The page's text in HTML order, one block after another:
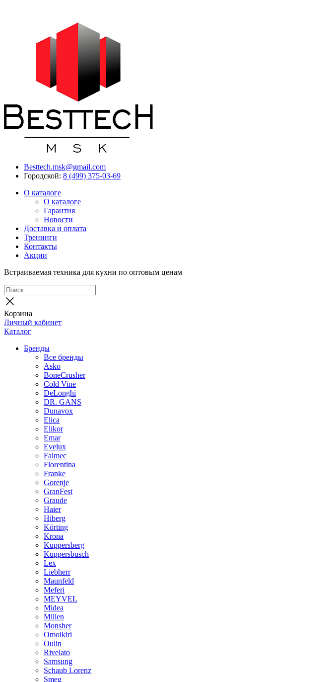
Besttech.msk@gmail.com
Городской: 8 (499) 375-03-69
О каталоге
О каталоге
Гарантия
Новости
Доставка и оплата
Тренинги
Контакты
Акции
Встраиваемая техника для кухни по оптовым ценам
Корзина
Личный кабинет
Каталог
Бренды
Все бренды
Asko
BoneCrusher
Cold Vine
DeLonghi
DR. GANS
Dunavox
Elica
Elikor
Emar
Evelux
Falmec
Florentina
Franke
Gorenje
GranFest
Graude
Haier
Hiberg
Körting
Krona
Kuppersberg
Kuppersbusch
Lex
Liebherr
Maunfeld
Meferi
MEYVEL
Midea
Millen
Monsher
Omoikiri
Oulin
Rivelato
Samsung
Schaub Lorenz
Smeg